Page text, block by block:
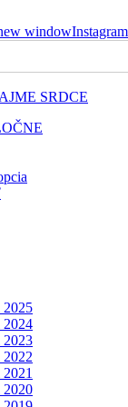
window
2025
2024
2023
2020